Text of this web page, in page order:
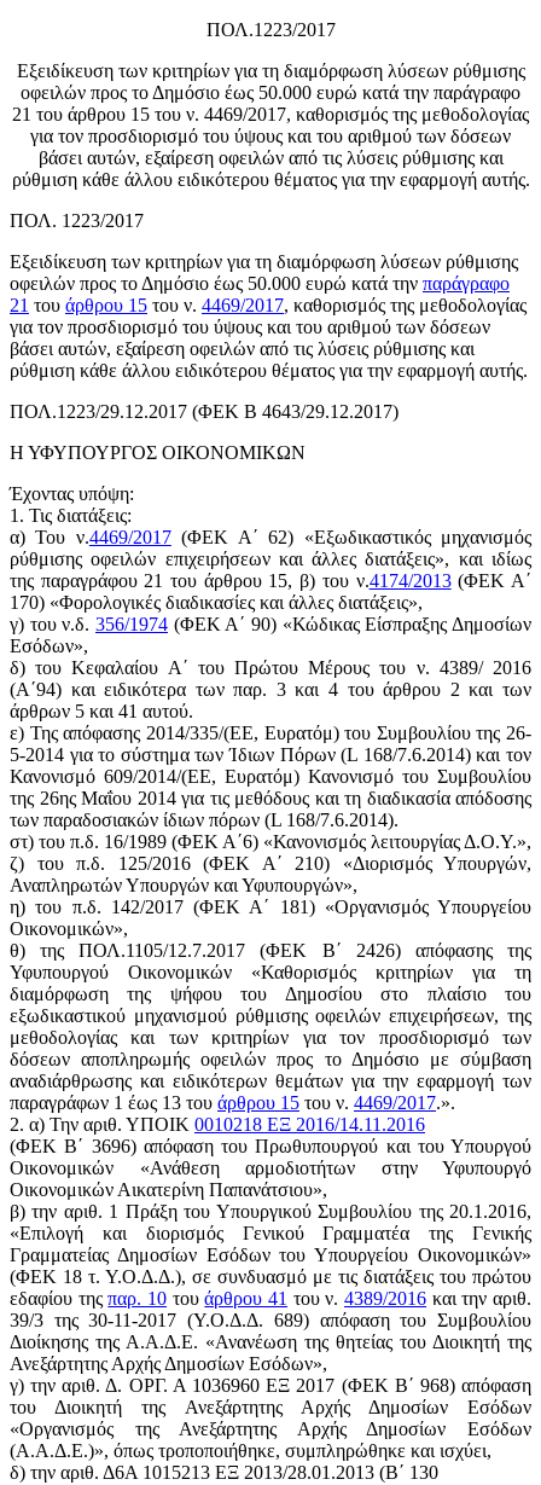
ΠΟΛ.1223/2017
Εξειδίκευση των κριτηρίων για τη διαμόρφωση λύσεων ρύθμισης
οφειλών προς το Δημόσιο έως 50.000 ευρώ κατά την παράγραφο
21 του άρθρου 15 του ν. 4469/2017, καθορισμός της μεθοδολογίας
για τον προσδιορισμό του ύψους και του αριθμού των δόσεων
βάσει αυτών, εξαίρεση οφειλών από τις λύσεις ρύθμισης και
ρύθμιση κάθε άλλου ειδικότερου θέματος για την εφαρμογή αυτής.
ΠΟΛ. 1223/2017
Εξειδίκευση των κριτηρίων για τη διαμόρφωση λύσεων ρύθμισης
οφειλών προς το Δημόσιο έως 50.000 ευρώ κατά την παράγραφο
21 του άρθρου 15 του ν. 4469/2017, καθορισμός της μεθοδολογίας
για τον προσδιορισμό του ύψους και του αριθμού των δόσεων
βάσει αυτών, εξαίρεση οφειλών από τις λύσεις ρύθμισης και
ρύθμιση κάθε άλλου ειδικότερου θέματος για την εφαρμογή αυτής.
ΠΟΛ.1223/29.12.2017 (ΦΕΚ Β 4643/29.12.2017)
Η ΥΦΥΠΟΥΡΓΟΣ ΟΙΚΟΝΟΜΙΚΩΝ
Έχοντας υπόψη:
1. Τις διατάξεις:
α) Του ν.4469/2017(ΦΕΚ Α΄ 62) «Εξωδικαστικός μηχανισμός
ρύθμισης οφειλών επιχειρήσεων και άλλες διατάξεις», και ιδίως
της παραγράφου 21 του άρθρου 15, β) του ν.4174/2013(ΦΕΚ Α΄
170) «Φορολογικές διαδικασίες και άλλες διατάξεις»,
γ) του ν.δ. 356/1974 (ΦΕΚ Α΄ 90) «Κώδικας Είσπραξης Δημοσίων
Εσόδων»,
δ) του Κεφαλαίου Α΄ του Πρώτου Μέρους του ν. 4389/ 2016
(Α΄94) και ειδικότερα των παρ. 3 και 4 του άρθρου 2 και των
άρθρων 5 και 41 αυτού.
ε) Της απόφασης 2014/335/(ΕΕ, Ευρατόμ) του Συμβουλίου της 26-
5-2014 για το σύστημα των Ίδιων Πόρων (L 168/7.6.2014) και τον
Κανονισμό 609/2014/(ΕΕ, Ευρατόμ) Κανονισμό του Συμβουλίου
της 26ης Μαΐου 2014 για τις μεθόδους και τη διαδικασία απόδοσης
των παραδοσιακών ίδιων πόρων (L 168/7.6.2014).
στ) του π.δ. 16/1989 (ΦΕΚ Α΄6) «Κανονισμός λειτουργίας Δ.Ο.Υ.»,
ζ) του π.δ. 125/2016 (ΦΕΚ Α΄ 210) «Διορισμός Υπουργών,
Αναπληρωτών Υπουργών και Υφυπουργών»,
η) του π.δ. 142/2017 (ΦΕΚ Α΄ 181) «Οργανισμός Υπουργείου
Οικονομικών»,
θ) της ΠΟΛ.1105/12.7.2017 (ΦΕΚ Β΄ 2426) απόφασης της
Υφυπουργού Οικονομικών «Καθορισμός κριτηρίων για τη
διαμόρφωση της ψήφου του Δημοσίου στο πλαίσιο του
εξωδικαστικού μηχανισμού ρύθμισης οφειλών επιχειρήσεων, της
μεθοδολογίας και των κριτηρίων για τον προσδιορισμό των
δόσεων αποπληρωμής οφειλών προς το Δημόσιο με σύμβαση
αναδιάρθρωσης και ειδικότερων θεμάτων για την εφαρμογή των
παραγράφων 1 έως 13 του άρθρου 15 του ν. 4469/2017.».
2. α) Την αριθ. ΥΠΟΙΚ 0010218 ΕΞ 2016/14.11.2016
(ΦΕΚ Β΄ 3696) απόφαση του Πρωθυπουργού και του Υπουργού
Οικονομικών «Ανάθεση αρμοδιοτήτων στην Υφυπουργό
Οικονομικών Αικατερίνη Παπανάτσιου»,
β) την αριθ. 1 Πράξη του Υπουργικού Συμβουλίου της 20.1.2016,
«Επιλογή και διορισμός Γενικού Γραμματέα της Γενικής
Γραμματείας Δημοσίων Εσόδων του Υπουργείου Οικονομικών»
(ΦΕΚ 18 τ. Υ.Ο.Δ.Δ.), σε συνδυασμό με τις διατάξεις του πρώτου
εδαφίου τηςπαρ. 10 τουάρθρου 41 του ν.4389/2016 και την αριθ.
39/3 της 30-11-2017 (Υ.Ο.Δ.Δ. 689) απόφαση του Συμβουλίου
Διοίκησης της Α.Α.Δ.Ε. «Ανανέωση της θητείας του Διοικητή της
Ανεξάρτητης Αρχής Δημοσίων Εσόδων»,
γ) την αριθ. Δ. ΟΡΓ. Α 1036960 ΕΞ 2017 (ΦΕΚ Β΄ 968) απόφαση
του Διοικητή της Ανεξάρτητης Αρχής Δημοσίων Εσόδων
«Οργανισμός της Ανεξάρτητης Αρχής Δημοσίων Εσόδων
(Α.Α.Δ.Ε.)», όπως τροποποιήθηκε, συμπληρώθηκε και ισχύει,
δ) την αριθ. Δ6Α 1015213 ΕΞ 2013/28.01.2013 (Β΄ 130